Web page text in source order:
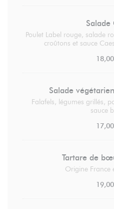
Salade
Poulet Label rouge, salade
croûtons et sauce
Salade
Falafels, légumes grillés,
sauce
Tartare de
Origine France